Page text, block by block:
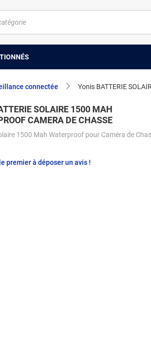
connectée Yonis BATTERIE
SOLAIRE 1500 MAH
CAMERA DE CHASSE
1500 Mah Waterproof pour Caméra de
premier à déposer un avis !